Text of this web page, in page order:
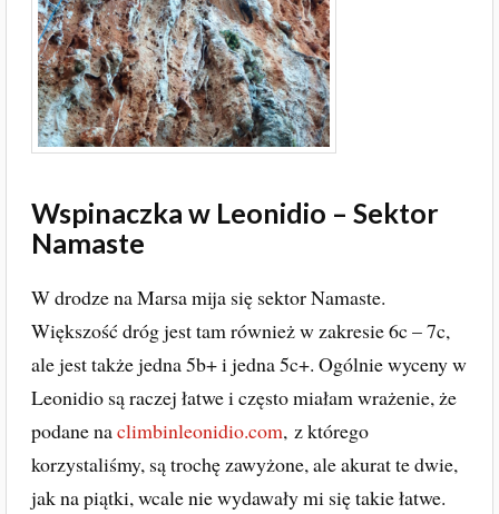
Wspinaczka w Leonidio – Sektor
Namaste
W drodze na Marsa mija się sektor Namaste.
Większość dróg jest tam również w zakresie 6c – 7c,
ale jest także jedna 5b+ i jedna 5c+. Ogólnie wyceny w
Leonidio są raczej łatwe i często miałam wrażenie, że
podane naclimbinleonidio.com, z którego
korzystaliśmy, są trochę zawyżone, ale akurat te dwie,
jak na piątki, wcale nie wydawały mi się takie łatwe.